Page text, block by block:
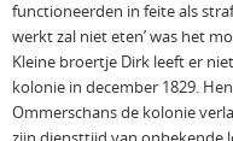
functioneerden in feite als
werkt zal niet eten’ was het
Kleine broertje Dirk leeft er
kolonie in december 1829.
Ommerschans de kolonie